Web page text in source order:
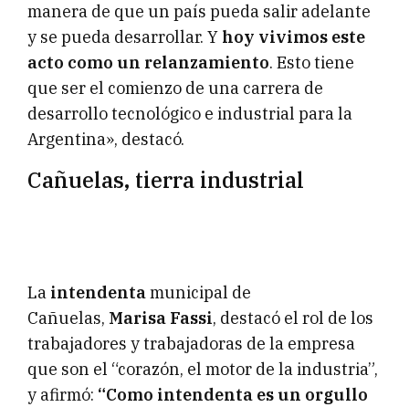
manera de que un país pueda salir adelante
y se pueda desarrollar. Y hoy vivimos este
acto como un relanzamiento. Esto tiene
que ser el comienzo de una carrera de
desarrollo tecnológico e industrial para la
Argentina», destacó.
Cañuelas, tierra industrial
La intendentamunicipal de
Cañuelas, Marisa Fassi, destacó el rol de los
trabajadores y trabajadoras de la empresa
que son el “corazón, el motor de la industria”,
y afirmó: “Como intendenta es un orgullo